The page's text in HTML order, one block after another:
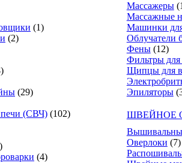
(1)
(2)
(29)
(СВЧ) (102)
(4)
Массажеры
Массажные
Машинки
Облучатели
Фены (12)
Фильтры
Щипцы для
Эпиляторы
ШВЕЙНОЕ
Оверлоки (7)